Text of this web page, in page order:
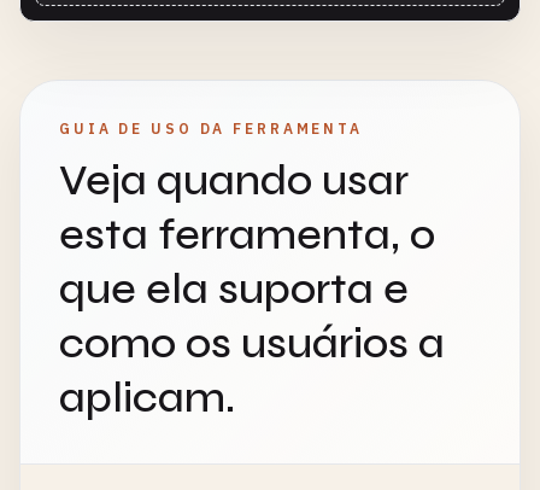
GUIA DE USO DA FERRAMENTA
Veja quando usar
esta ferramenta, o
que ela suporta e
como os usuários a
aplicam.